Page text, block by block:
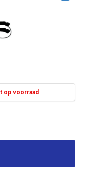
op voorraad